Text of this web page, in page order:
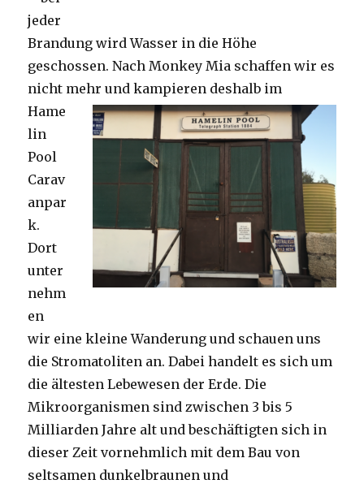
jeder
Brandung wird Wasser in die Höhe
geschossen. Nach Monkey Mia schaffen wir es
nicht mehr und kampieren deshalb im
Hame
lin
Pool
Carav
anpar
k.
Dort
unter
nehm
en
wir eine kleine Wanderung und schauen uns
die Stromatoliten an. Dabei handelt es sich um
die ältesten Lebewesen der Erde. Die
Mikroorganismen sind zwischen 3 bis 5
Milliarden Jahre alt und beschäftigten sich in
dieser Zeit vornehmlich mit dem Bau von
seltsamen dunkelbraunen und